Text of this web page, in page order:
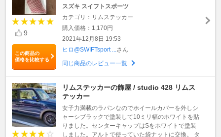
9
この商品の
価格を比較する
スズキ スイフトスポーツ
カテゴリ：リムステッカー
購入価格：1,170円
2021年12月8日 19:53
ヒロ@SWIFTsport ... さん
同じ商品のレビュー一覧
リムステッカーの飾屋 / studio 428 リムス
テッカー
女子力満載のラパンなのでホイールカバーを外しシ
ャーシブラックで塗装して10ミリ幅のホワイトを貼
りました。センターキャップはSをホワイトで塗装
しました。アルトで使っていた袋ナットに交換。 タ